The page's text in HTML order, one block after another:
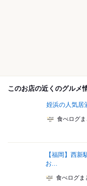
このお店の近くのグルメ
姪浜の人気居
食べログ
【福岡】西
お...
食べログま